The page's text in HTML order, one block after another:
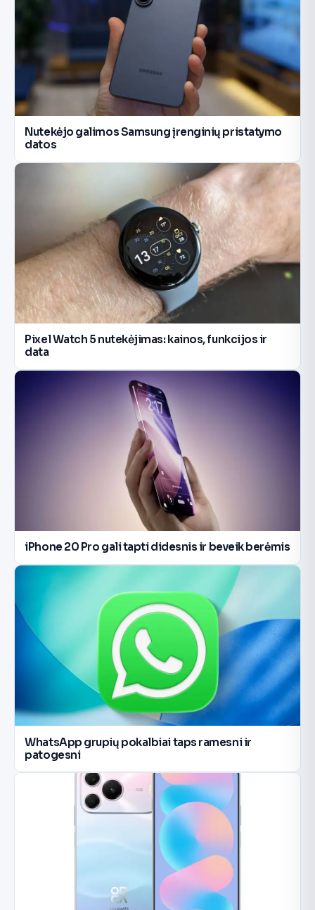
Nutekėjo galimos Samsung įrenginių pristatymo
datos
Pixel Watch 5 nutekėjimas: kainos, funkcijos ir
data
iPhone 20 Pro gali tapti didesnis ir beveik berėmis
WhatsApp grupių pokalbiai taps ramesni ir
patogesni